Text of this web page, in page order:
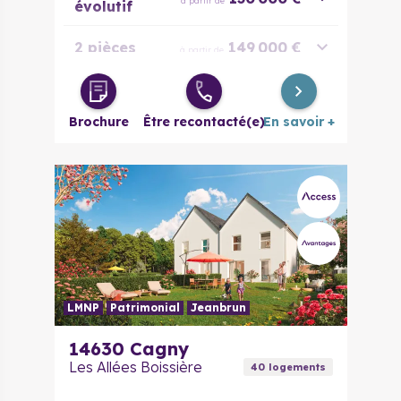
évolutif
2 pièces à partir de 149 000 €
3 pièces à partir de 199 000 €
Brochure Être recontacté(e)En savoir +
LMNP Patrimonial Jeanbrun
14630 Cagny
Les Allées Boissière 40logements